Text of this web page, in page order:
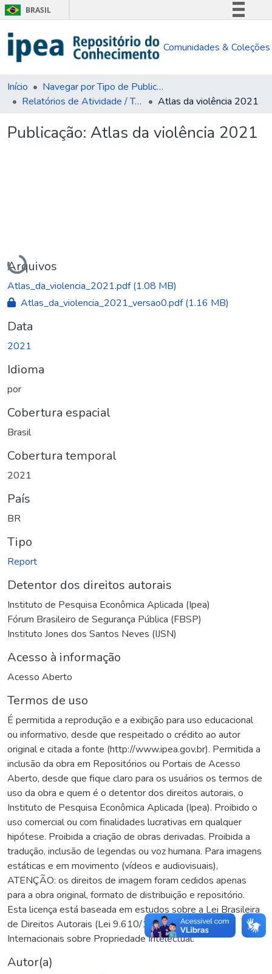
BRASIL
Comunica BR
Acesso à informação
Legislação
Comunidades & Coleções
Início
Navegar por Tipo de Publicação
Relatórios de Atividade / Técnicos
Atlas da violência 2021
Publicação: Atlas da violência 2021
Carregando...
Arquivos
Atlas_da_violencia_2021.pdf(1.08 MB)
Atlas_da_violencia_2021_versao0.pdf(1.16 MB)
Data
2021
Idioma
por
Cobertura espacial
Brasil
Cobertura temporal
2021
País
BR
Tipo
Report
Detentor dos direitos autorais
Instituto de Pesquisa Econômica Aplicada (Ipea)
Fórum Brasileiro de Segurança Pública (FBSP)
Instituto Jones dos Santos Neves (IJSN)
Acesso à informação
Acesso Aberto
Termos de uso
É permitida a reprodução e a exibição para uso educacional
ou informativo, desde que respeitado o crédito ao autor
original e citada a fonte (http://www.ipea.gov.br). Permitida a
inclusão da obra em Repositórios ou Portais de Acesso
Aberto, desde que fique claro para os usuários os termos de
uso da obra e quem é o detentor dos direitos autorais, o
Instituto de Pesquisa Econômica Aplicada (Ipea). Proibido o
uso comercial ou com finalidades lucrativas em qualquer
hipótese. Proibida a criação de obras derivadas. Proibida a
tradução, inclusão de legendas ou voz humana. Para imagens
estáticas e em movimento (vídeos e audiovisuais),
ATENÇÃO: os direitos de imagem foram cedidos apenas
para a obra original, formato de distribuição e repositório.
Esta licença está baseada em estudos sobre a Lei Brasileira
de Direitos Autorais (Lei 9.610/1998) e Tratados
Internacionais sobre Propriedade Intelectual.
Autor(a)